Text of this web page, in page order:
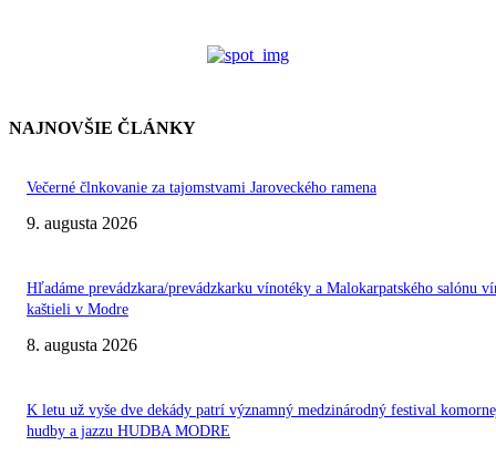
NAJNOVŠIE ČLÁNKY
Večerné člnkovanie za tajomstvami Jaroveckého ramena
9. augusta 2026
Hľadáme prevádzkara/prevádzkarku vínotéky a Malokarpatského salónu
kaštieli v Modre
8. augusta 2026
K letu už vyše dve dekády patrí významný medzinárodný festival
hudby a jazzu HUDBA MODRE